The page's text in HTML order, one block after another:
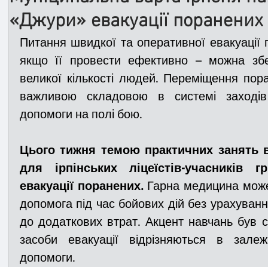
Спільні заходи Надзвичайні заходи
Медицина Новини ДТП
Війна Розмінування Добровільна
Курс спротиву Цивільний захист
«Джури» евакуації поранених
Питання швидкої та оперативної
якщо її провести ефективно – можна
великої кількості людей. Переміщення
важливою складовою в системі
допомоги на полі бою.
Цього тижня темою практичних занять
для ірпінських ліцеїстів-
евакуації поранених. Гарна медицина
допомога під час бойових дій без
до додаткових втрат. Акцент навчань
засоби евакуації відрізняються в
допомоги.